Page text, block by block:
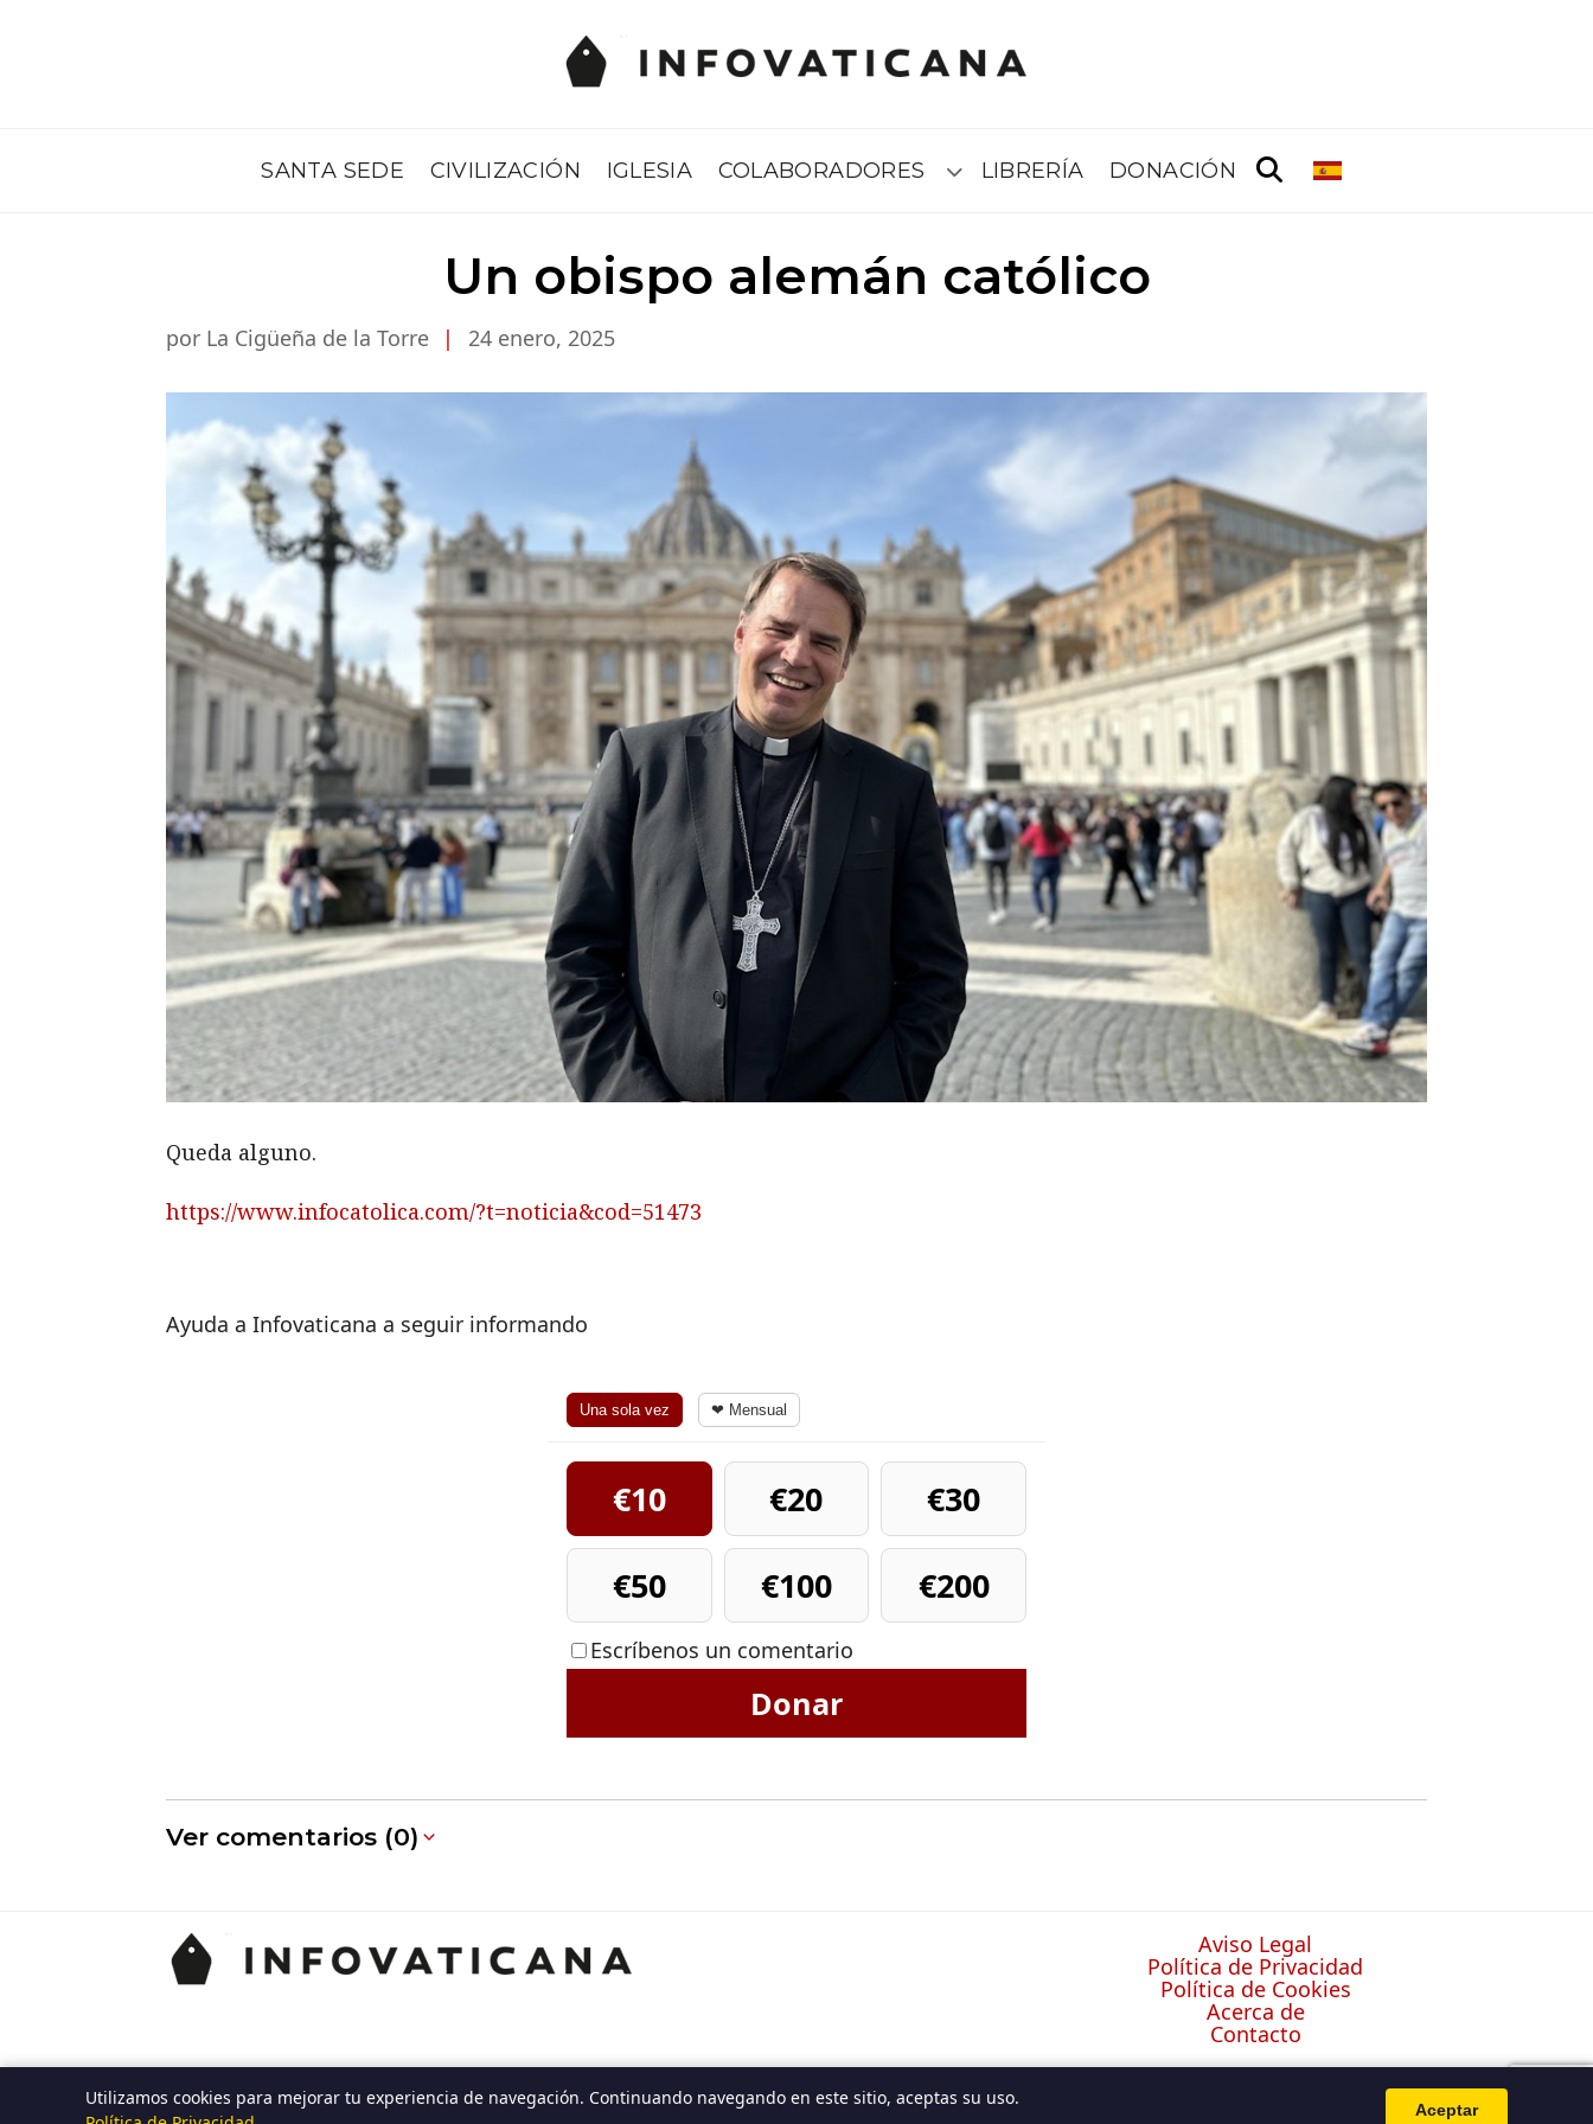
SANTA SEDE CIVILIZACIÓN IGLESIA COLABORADORES Submenú
LIBRERÍA DONACIÓN
Un obispo alemán católico
por La Cigüeña de la Torre | 24 enero, 2025
Queda alguno.
https://www.infocatolica.com/?t=noticia&cod=51473
Ayuda a Infovaticana a seguir informando
Una sola vez ❤ Mensual
€10 €20
€30
€50
€100 €200
Escríbenos un comentario
Donar
Ver comentarios (0)
Aviso Legal
Política de Privacidad
Política de Cookies
Acerca de
Contacto
Utilizamos cookies para mejorar tu experiencia de navegación. Continuando navegando en este sitio, aceptas su uso.
Aceptar